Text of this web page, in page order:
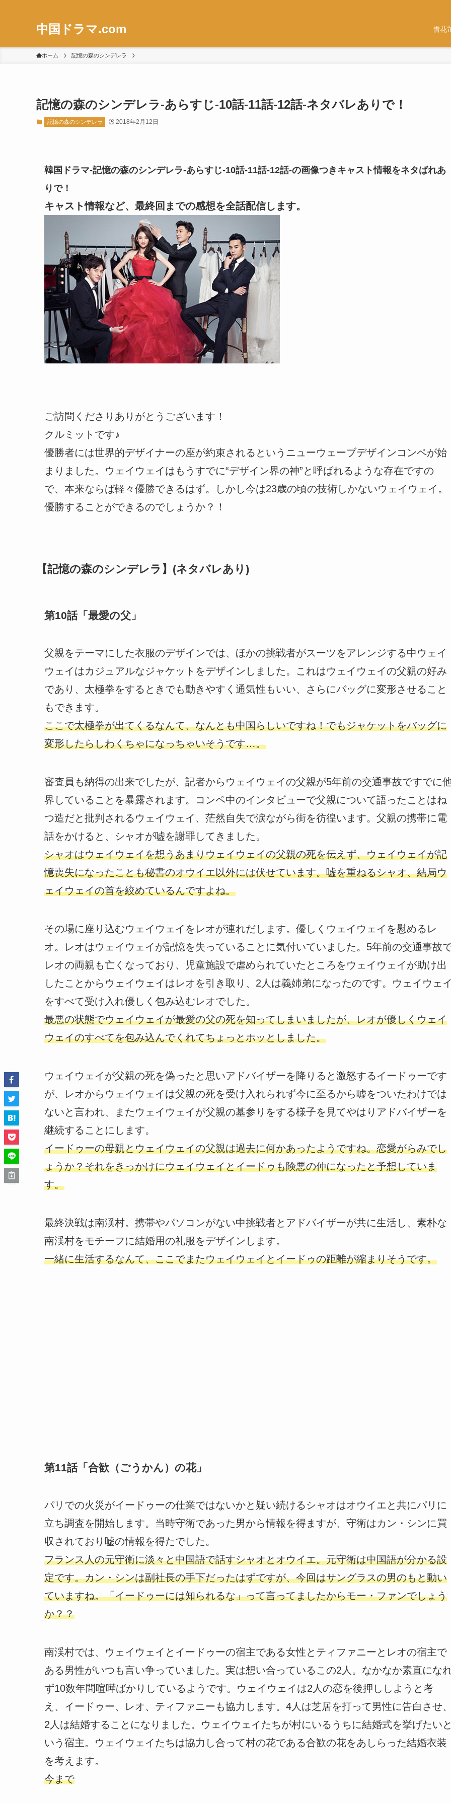
中国ドラマ.com 惜花
ホーム 記憶の森のシンデレラ
記憶の森のシンデレラ-あらすじ-10話-11話-12話-ネタバレありで！
記憶の森のシンデレラ 2018年2月12日
韓国ドラマ-記憶の森のシンデレラ-あらすじ-10話-11話-12話-の画像つきキャスト情報をネタばれあ
りで！
キャスト情報など、最終回までの感想を全話配信します。
ご訪問くださりありがとうございます！
クルミットです♪
優勝者には世界的デザイナーの座が約束されるというニューウェーブデザインコンペが始
まりました。ウェイウェイはもうすでに“デザイン界の神”と呼ばれるような存在ですの
で、本来ならば軽々優勝できるはず。しかし今は23歳の頃の技術しかないウェイウェイ。
優勝することができるのでしょうか？！
【記憶の森のシンデレラ】(ネタバレあり)
第10話「最愛の父」
父親をテーマにした衣服のデザインでは、ほかの挑戦者がスーツをアレンジする中ウェイ
ウェイはカジュアルなジャケットをデザインしました。これはウェイウェイの父親の好み
であり、太極拳をするときでも動きやすく通気性もいい、さらにバッグに変形させること
もできます。
ここで太極拳が出てくるなんて、なんとも中国らしいですね！でもジャケットをバッグに
変形したらしわくちゃになっちゃいそうです…。
審査員も納得の出来でしたが、記者からウェイウェイの父親が5年前の交通事故ですでに
界していることを暴露されます。コンペ中のインタビューで父親について語ったことはね
つ造だと批判されるウェイウェイ、茫然自失で涙ながら街を彷徨います。父親の携帯に電
話をかけると、シャオが嘘を謝罪してきました。
シャオはウェイウェイを想うあまりウェイウェイの父親の死を伝えず、ウェイウェイが記
憶喪失になったことも秘書のオウイエ以外には伏せています。嘘を重ねるシャオ、結局ウ
ェイウェイの首を絞めているんですよね。
その場に座り込むウェイウェイをレオが連れだします。優しくウェイウェイを慰めるレ
オ。レオはウェイウェイが記憶を失っていることに気付いていました。5年前の交通事故
レオの両親も亡くなっており、児童施設で虐められていたところをウェイウェイが助け出
したことからウェイウェイはレオを引き取り、2人は義姉弟になったのです。ウェイウェ
をすべて受け入れ優しく包み込むレオでした。
最悪の状態でウェイウェイが最愛の父の死を知ってしまいましたが、レオが優しくウェイ
ウェイのすべてを包み込んでくれてちょっとホッとしました。
ウェイウェイが父親の死を偽ったと思いアドバイザーを降りると激怒するイードゥーです
が、レオからウェイウェイは父親の死を受け入れられず今に至るから嘘をついたわけでは
ないと言われ、またウェイウェイが父親の墓参りをする様子を見てやはりアドバイザーを
継続することにします。
イードゥーの母親とウェイウェイの父親は過去に何かあったようですね。恋愛がらみでし
ょうか？それをきっかけにウェイウェイとイードゥも険悪の仲になったと予想していま
す。
最終決戦は南渓村。携帯やパソコンがない中挑戦者とアドバイザーが共に生活し、素朴な
南渓村をモチーフに結婚用の礼服をデザインします。
一緒に生活するなんて、ここでまたウェイウェイとイードゥの距離が縮まりそうです。
第11話「合歓（ごうかん）の花」
パリでの火災がイードゥーの仕業ではないかと疑い続けるシャオはオウイエと共にパリに
立ち調査を開始します。当時守衛であった男から情報を得ますが、守衛はカン・シンに買
収されており嘘の情報を得たでした。
フランス人の元守衛に淡々と中国語で話すシャオとオウイエ。元守衛は中国語が分かる設
定です。カン・シンは副社長の手下だったはずですが、今回はサングラスの男のもと動い
ていますね。「イードゥーには知られるな」って言ってましたからモー・ファンでしょう
か？？
南渓村では、ウェイウェイとイードゥーの宿主である女性とティファニーとレオの宿主で
ある男性がいつも言い争っていました。実は想い合っているこの2人。なかなか素直にな
ず10数年間喧嘩ばかりしているようです。ウェイウェイは2人の恋を後押ししようと考
え、イードゥー、レオ、ティファニーも協力します。4人は芝居を打って男性に告白させ
2人は結婚することになりました。ウェイウェイたちが村にいるうちに結婚式を挙げたい
いう宿主。ウェイウェイたちは協力し合って村の花である合歓の花をあしらった結婚衣装
を考えます。
今まで